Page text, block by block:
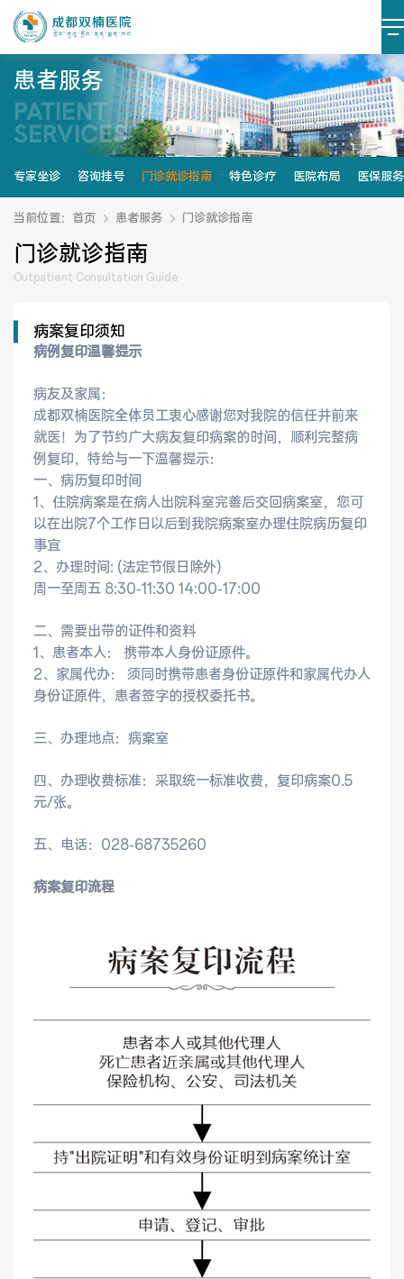
医院简介 医院文化
设施设备 环境照片
大事记
榜样力量
健康管理体检 手术科室
非手术科室 其他科室
专家团队
专家坐诊
门诊就诊指南 特色诊疗
公示公告 公益事业
科研介绍 科研动态
患者服务
PATIENT
SERVICES
专家坐诊 咨询挂号 门诊就诊指南 特色诊疗 医院布局 医保服务
当前位置： 首页 患者服务 门诊就诊指南
门诊就诊指南
Outpatient Consultation Guide
病案复印须知
病例复印温馨提示
病友及家属：
成都双楠医院全体员工衷心感谢您对我院的信任并前来
就医！为了节约广大病友复印病案的时间，顺利完整病
例复印，特给与一下温馨提示：
一、病历复印时间
1、住院病案是在病人出院科室完善后交回病案室，您可
以在出院7个工作日以后到我院病案室办理住院病历复印
事宜
2、办理时间: (法定节假日除外)
周一至周五 8:30-11:30 14:00-17:00
二、需要出带的证件和资料
1、患者本人： 携带本人身份证原件。
2、家属代办： 须同时携带患者身份证原件和家属代办人
身份证原件，患者签字的授权委托书。
三、办理地点：病案室
四、办理收费标准：采取统一标准收费，复印病案0.5
元/张。
五、电话：028-68735260
病案复印流程